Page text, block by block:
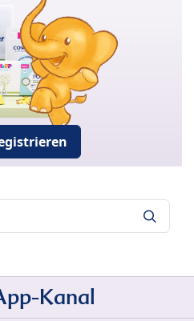
Kanal